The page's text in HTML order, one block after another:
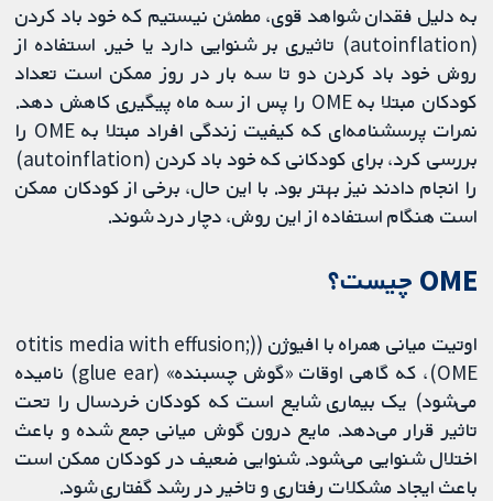
به دلیل فقدان شواهد قوی، مطمئن نیستیم که خود باد کردن
(autoinflation) تاثیری بر شنوایی دارد یا خیر. استفاده از
روش خود باد کردن دو تا سه بار در روز ممکن است تعداد
کودکان مبتلا به OME را پس از سه ماه پیگیری کاهش دهد.
نمرات پرسشنامه‌ای که کیفیت زندگی افراد مبتلا به OME را
بررسی کرد، برای کودکانی که خود باد کردن (autoinflation)
را انجام دادند نیز بهتر بود. با این حال، برخی از کودکان ممکن
است هنگام استفاده از این روش، دچار درد شوند.
OME چیست؟
اوتیت میانی همراه با افیوژن ((otitis media with effusion;
OME)، که گاهی اوقات «گوش چسبنده» (glue ear) نامیده
می‌شود) یک بیماری شایع است که کودکان خردسال را تحت
تاثیر قرار می‌دهد. مایع درون گوش میانی جمع شده و باعث
اختلال شنوایی می‌شود. شنوایی ضعیف در کودکان ممکن است
باعث ایجاد مشکلات رفتاری و تاخیر در رشد گفتاری شود.